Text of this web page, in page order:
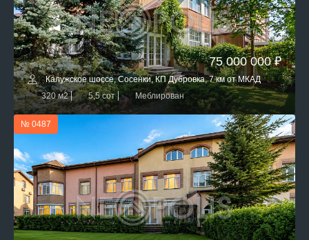
75 000 000 ₽
Калужское шоссе, Сосенки, КП Дубровка, 7 км от МКАД
320 м2
5,5 сот Меблирован
№ 0487